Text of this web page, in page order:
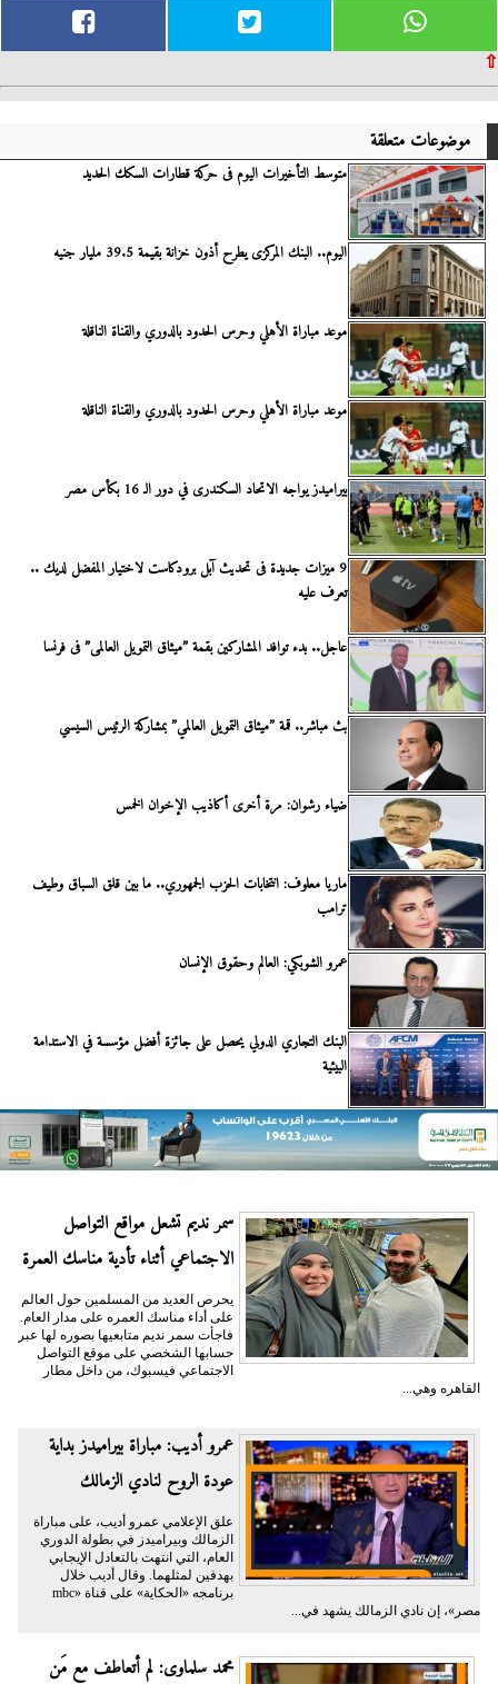
⇧
موضوعات متعلقة
متوسط التأخيرات اليوم فى حركة قطارات السكك الحديد
اليوم.. البنك المركزى يطرح أذون خزانة بقيمة 39.5 مليار جنيه
موعد مباراة الأهلي وحرس الحدود بالدوري والقناة الناقلة
موعد مباراة الأهلي وحرس الحدود بالدوري والقناة الناقلة
بيراميدز يواجه الاتحاد السكندرى في دور الـ 16 بكأس مصر
9 ميزات جديدة فى تحديث آبل برودكاست لاختيار المفضل لديك ..
تعرف عليه
عاجل.. بدء توافد المشاركين بقمة ”ميثاق التمويل العالمى” فى فرنسا
بث مباشر.. قمة ”ميثاق التمويل العالمي” بمشاركة الرئيس السيسي
ضياء رشوان: مرة أخرى أكاذيب الإخوان الخمس
ماريا معلوف: انتخابات الحزب الجمهوري.. ما بين قلق السباق وطيف
ترامب
عمرو الشوبكي: العالم وحقوق الإنسان
البنك التجاري الدولي يحصل على جائزة أفضل مؤسسة في الاستدامة
البيئية
سمر نديم تشعل مواقع التواصل
الاجتماعي أثناء تأدية مناسك العمرة
يحرص العديد من المسلمين حول العالم
على أداء مناسك العمره على مدار العام.
فاجأت سمر نديم متابعيها بصوره لها عبر
حسابها الشخصي على موقع التواصل
الاجتماعي فيسبوك، من داخل مطار
القاهره وهي...
عمرو أديب: مباراة بيراميدز بداية
عودة الروح لنادي الزمالك
علق الإعلامي عمرو أديب، على مباراة
الزمالك وبيراميدز في بطولة الدوري
العام، التي انتهت بالتعادل الإيجابي
بهدفين لمثلهما. وقال أديب خلال
برنامجه «الحكاية» على قناة «mbc
مصر»، إن نادي الزمالك يشهد في...
محمد سلماوى: لم أتعاطف مع مَن